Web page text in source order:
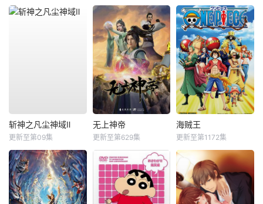
斩神之凡尘神域Ⅱ
更新至第09集
无上神帝
更新至第629集
海贼王
更新至第1172集